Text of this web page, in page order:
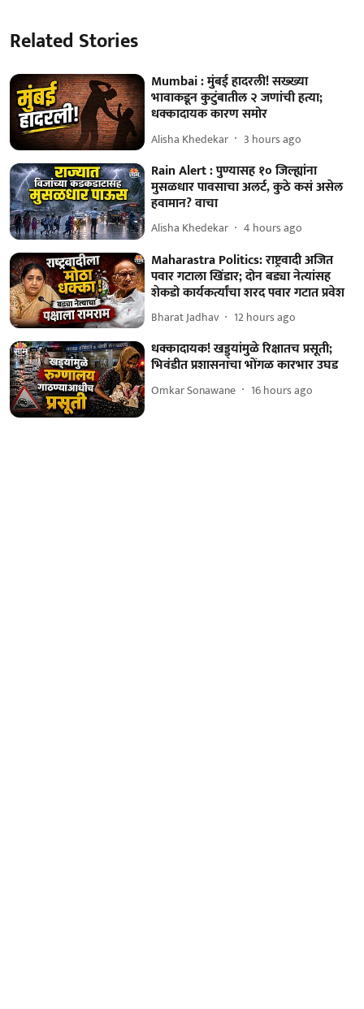
Related Stories
Mumbai : मुंबई हादरली! सख्ख्या
भावाकडून कुटुंबातील २ जणांची हत्या;
धक्कादायक कारण समोर
Alisha Khedekar 3 hours ago
Rain Alert : पुण्यासह १० जिल्ह्यांना
मुसळधार पावसाचा अलर्ट, कुठे कसं असेल
हवामान? वाचा
Alisha Khedekar 4 hours ago
Maharastra Politics: राष्ट्रवादी अजित
पवार गटाला खिंडार; दोन बड्या नेत्यांसह
शेकडो कार्यकर्त्यांचा शरद पवार गटात प्रवेश
Bharat Jadhav 12 hours ago
धक्कादायक! खड्ड्यांमुळे रिक्षातच प्रसूती;
भिवंडीत प्रशासनाचा भोंगळ कारभार उघड
Omkar Sonawane 16 hours ago